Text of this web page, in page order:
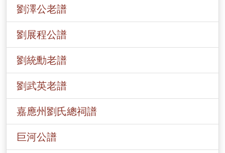
劉澤公老譜
劉展程公譜
劉統勳老譜
劉武英老譜
嘉應州劉氏總祠譜
巨河公譜